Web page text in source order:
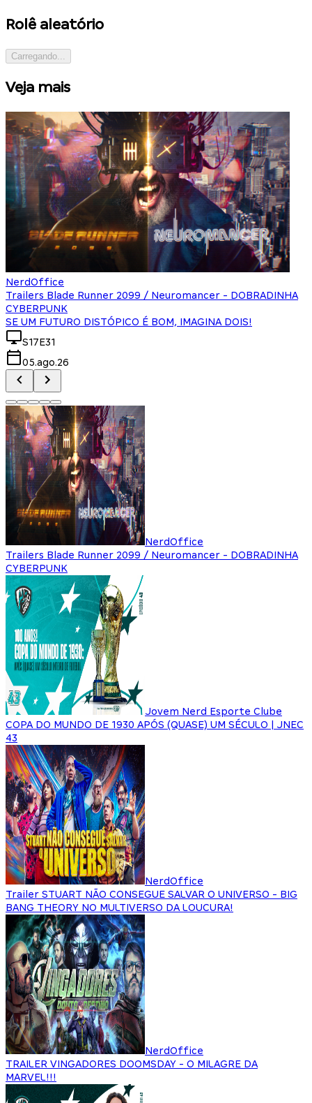
Rolê aleatório
Carregando...
Veja mais
NerdOffice
Trailers Blade Runner 2099 / Neuromancer - DOBRADINHA
CYBERPUNK
SE UM FUTURO DISTÓPICO É BOM, IMAGINA DOIS!
S17E31
05.ago.26
NerdOffice
Trailers Blade Runner 2099 / Neuromancer - DOBRADINHA
CYBERPUNK
Jovem Nerd Esporte Clube
COPA DO MUNDO DE 1930 APÓS (QUASE) UM SÉCULO | JNEC
43
NerdOffice
Trailer STUART NÃO CONSEGUE SALVAR O UNIVERSO - BIG
BANG THEORY NO MULTIVERSO DA LOUCURA!
NerdOffice
TRAILER VINGADORES DOOMSDAY - O MILAGRE DA
MARVEL!!!